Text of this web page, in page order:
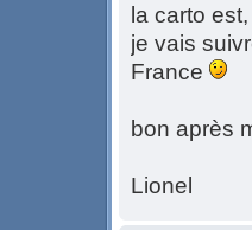
la carto
je vais
France
bon après
Lionel